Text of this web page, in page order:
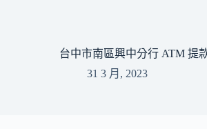
台中市南區興中分行 ATM 提
31 3 月, 2023